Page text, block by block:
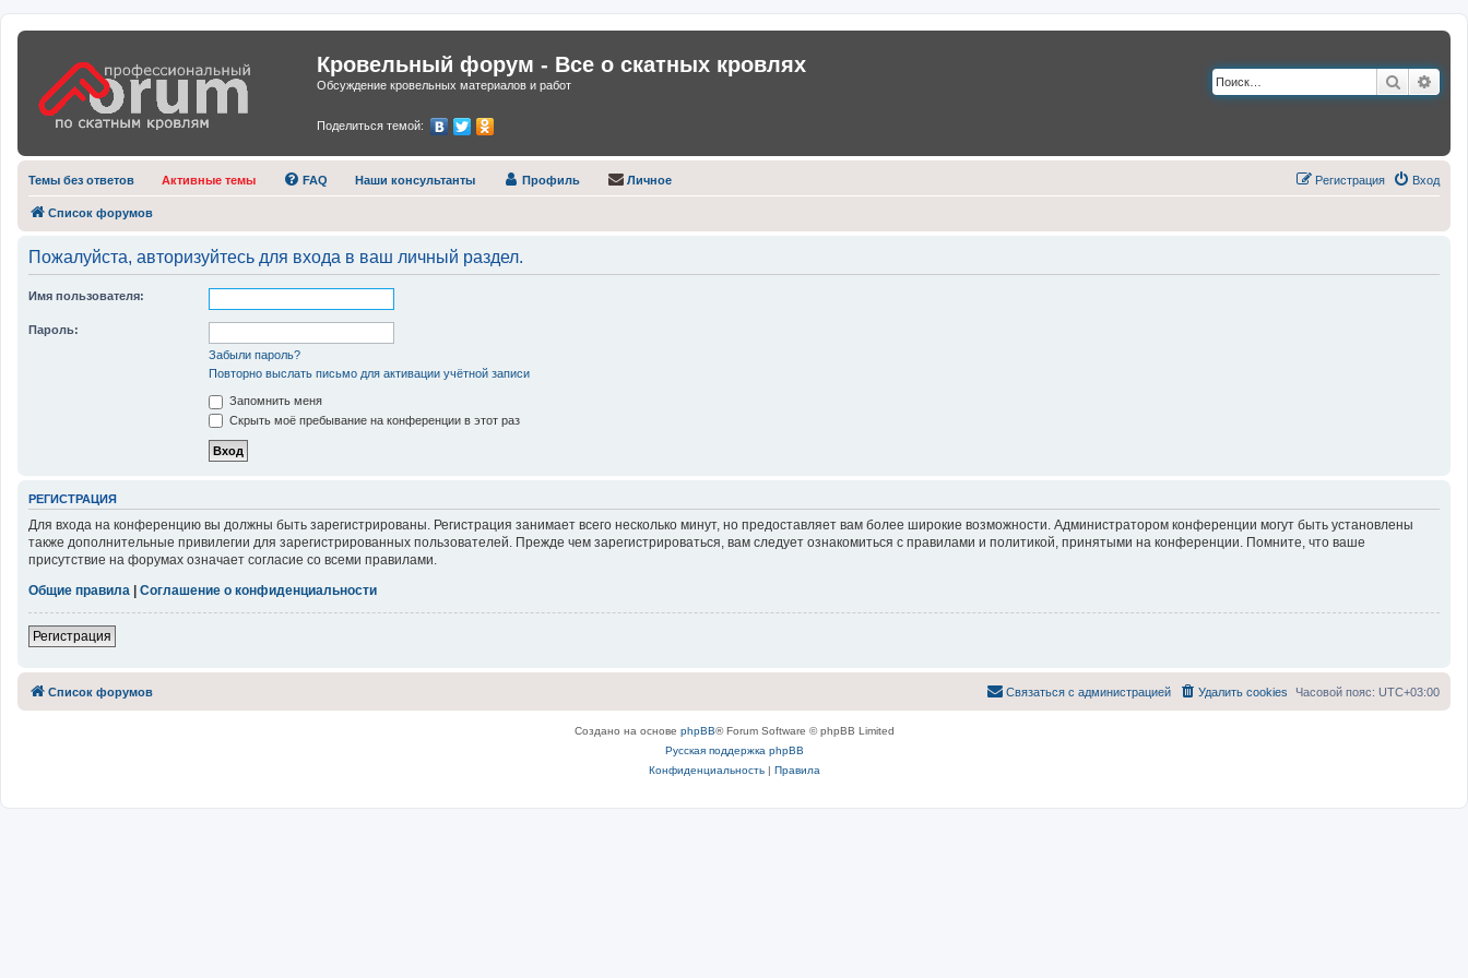
Кровельный форум - Все о скатных кровлях
Обсуждение кровельных материалов и работ
Поделиться темой:
Поиск
Темы без ответов Активные темы FAQ Наши консультанты Профиль Личное Вход
Регистрация
Список форумов
Пожалуйста, авторизуйтесь для входа в ваш личный раздел.
Имя пользователя:
Пароль:
Забыли пароль?
Повторно выслать письмо для активации учётной записи
Запомнить меня
Скрыть моё пребывание на конференции в этот раз
РЕГИСТРАЦИЯ
Для входа на конференцию вы должны быть зарегистрированы. Регистрация занимает всего несколько минут, но предоставляет вам более широкие возможности. Администратором конференции могут быть установлены
также дополнительные привилегии для зарегистрированных пользователей. Прежде чем зарегистрироваться, вам следует ознакомиться с правилами и политикой, принятыми на конференции. Помните, что ваше
присутствие на форумах означает согласие со всеми правилами.
Общие правила | Соглашение о конфиденциальности
Регистрация
Список форумов Часовой пояс: UTC+03:00
Удалить cookies
Связаться с администрацией
Создано на основе phpBB® Forum Software © phpBB Limited
Русская поддержка phpBB
Конфиденциальность| Правила